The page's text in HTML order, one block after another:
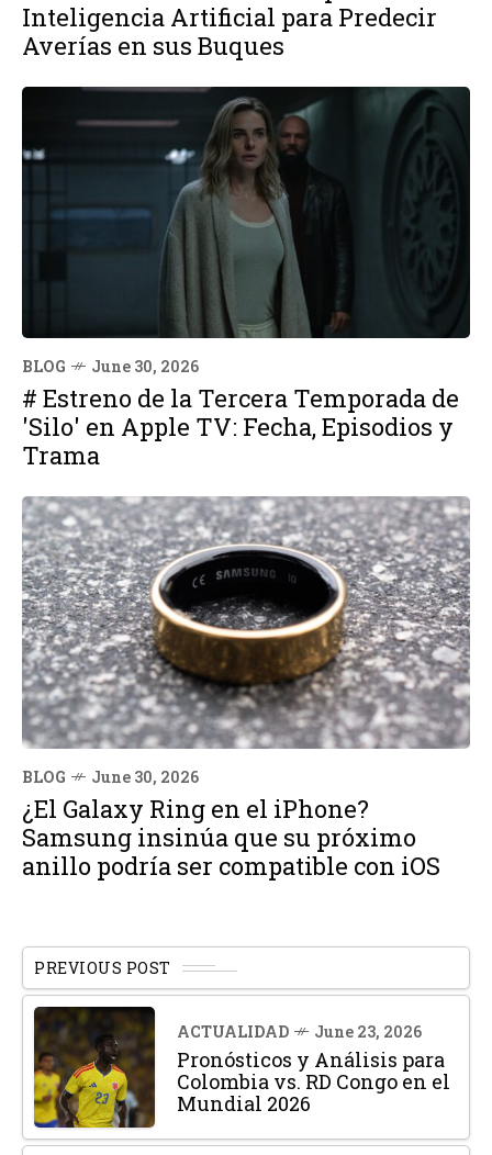
Inteligencia Artificial para Predecir
Averías en sus Buques
BLOG June 30, 2026
# Estreno de la Tercera Temporada de
'Silo' en Apple TV: Fecha, Episodios y
Trama
BLOG June 30, 2026
¿El Galaxy Ring en el iPhone?
Samsung insinúa que su próximo
anillo podría ser compatible con iOS
PREVIOUS POST
ACTUALIDAD June 23, 2026
Pronósticos y Análisis para
Colombia vs. RD Congo en el
Mundial 2026